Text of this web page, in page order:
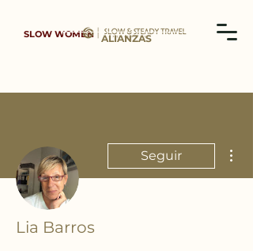
SLOW WOMEN ALIANZAS
Seguir
Lia Barros